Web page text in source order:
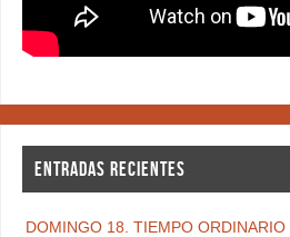
ENTRADAS RECIENTES
DOMINGO 18. TIEMPO ORDINARIO